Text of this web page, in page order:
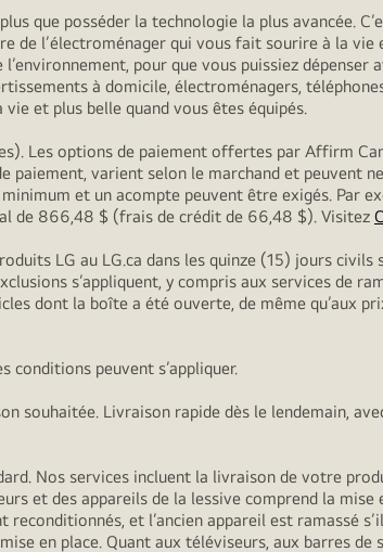
que posséder la technologie la plus avancée.
l’électroménager qui vous fait sourire à la vie
pour que vous puissiez
à domicile, électroménagers,
et plus belle quand vous êtes équipés.
Les options de paiement offertes par Affirm
paiement, varient selon le marchand et peuvent
et un acompte peuvent être exigés. Par
de 866,48 $ (frais de crédit de 66,48 $). Visitez
LG au LG.ca dans les quinze (15) jours
s’appliquent, y compris aux services de
dont la boîte a été ouverte, de même qu’aux
conditions peuvent s’appliquer.
souhaitée. Livraison rapide dès le lendemain,
Nos services incluent la livraison de votre
et des appareils de la lessive comprend la
et l’ancien appareil est ramassé
en place. Quant aux téléviseurs, aux barres